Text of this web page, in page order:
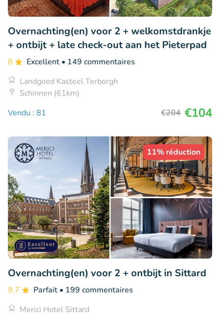
Overnachting(en) voor 2 + welkomstdrankje
+ ontbijt + late check-out aan het Pieterpad
8 Excellent • 149 commentaires
Landgoed Kasteel Terborgh
Schinnen (61km)
Vendu : 81
€204 €104
11% réduction
Overnachting(en) voor 2 + ontbijt in Sittard
9.7 Parfait • 199 commentaires
Merici Hotel Sittard